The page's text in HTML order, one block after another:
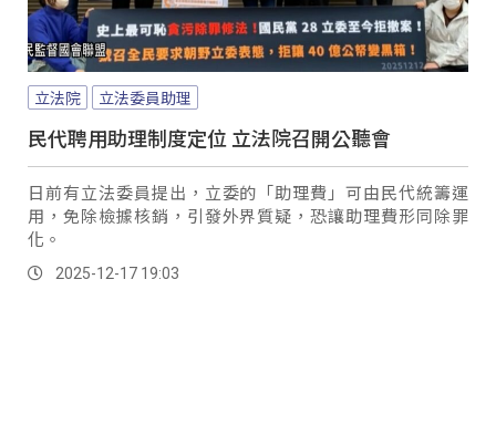
立法院 立法委員助理
民代聘用助理制度定位 立法院召開公聽會
日前有立法委員提出，立委的「助理費」可由民代統籌運
用，免除檢據核銷，引發外界質疑，恐讓助理費形同除罪
化。
2025-12-17 19:03